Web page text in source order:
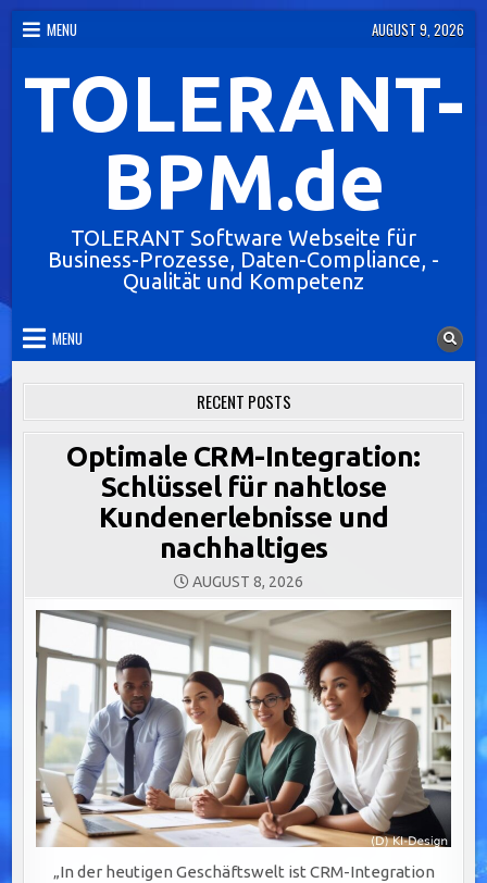
Skip
content
MENU AUGUST 9, 2026
TOLERANT-
BPM.de
TOLERANT Software Webseite für
Business-Prozesse, Daten-Compliance, -
Qualität und Kompetenz
MENU
RECENT POSTS
Optimale CRM-Integration:
Schlüssel für nahtlose
Kundenerlebnisse und
nachhaltiges
AUGUST 8, 2026
„In der heutigen Geschäftswelt ist CRM-Integration